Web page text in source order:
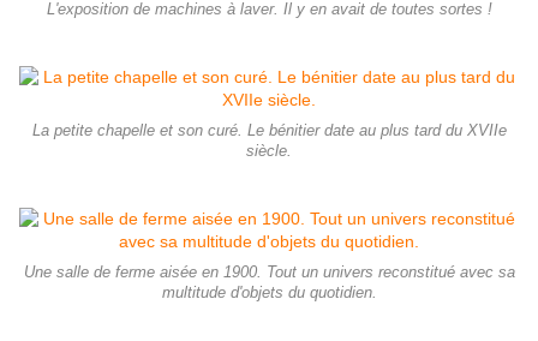
L'exposition de machines à laver. Il y en avait de toutes sortes !
La petite chapelle et son curé. Le bénitier date au plus tard du XVIIe
siècle.
Une salle de ferme aisée en 1900. Tout un univers reconstitué avec sa
multitude d'objets du quotidien.